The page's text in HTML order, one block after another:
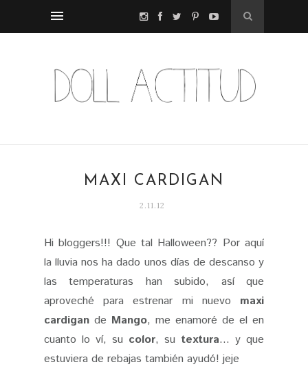
MAXI CARDIGAN
2.11.12
Hi bloggers!!! Que tal Halloween?? Por aquí
la lluvia nos ha dado unos días de descanso y
las temperaturas han subido, así que
aproveché para estrenar mi nuevo maxi
cardigan de Mango, me enamoré de el en
cuanto lo ví, su color, su textura... y que
estuviera de rebajas también ayudó! jeje